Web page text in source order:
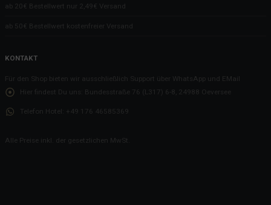
ab 20€ Bestellwert nur 2,49€ Versand
ab 50€ Bestellwert kostenfreier Versand
KONTAKT
Für den Shop bieten wir ausschließlich Support über WhatsApp und EMail
Hier findest Du uns:
Bundesstraße 76 (L317) 6-8, 24988 Oeversee
Telefon Hotel: +49 176 46585369
Alle Preise inkl. der gesetzlichen MwSt.